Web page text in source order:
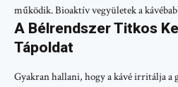
működik. Bioaktív vegyületek a
A Bélrendszer Titkos
Tápoldat
Gyakran hallani, hogy a kávé irritálja a